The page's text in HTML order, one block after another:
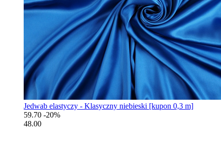
Jedwab elastyczy - Klasyczny niebieski [kupon 0,3 m]
59.70 -20%
48.00